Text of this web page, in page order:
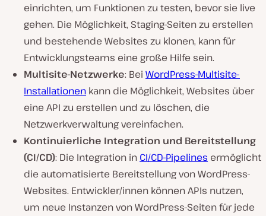
einrichten, um Funktionen zu testen, bevor sie live
gehen. Die Möglichkeit, Staging-Seiten zu erstellen
und bestehende Websites zu klonen, kann für
Entwicklungsteams eine große Hilfe sein.
Multisite-Netzwerke: Bei WordPress-Multisite-
Installationen kann die Möglichkeit, Websites über
eine API zu erstellen und zu löschen, die
Netzwerkverwaltung vereinfachen.
Kontinuierliche Integration und Bereitstellung
(CI/CD): Die Integration in CI/CD-Pipelines ermöglicht
die automatisierte Bereitstellung von WordPress-
Websites. Entwickler/innen können APIs nutzen,
um neue Instanzen von WordPress-Seiten für jede